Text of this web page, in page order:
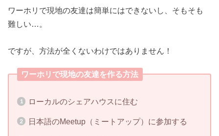
ワーホリで現地の友達は簡単にはできないし、そもそも
難しい…。
ですが、方法が全くないわけではありません！
ワーホリで現地の友達を作る方法
ローカルのシェアハウスに住む
日本語のMeetup（ミートアップ）に参加する